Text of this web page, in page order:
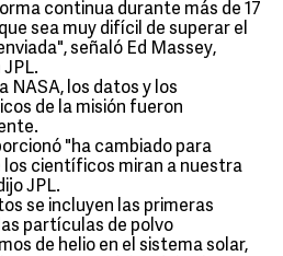
continua durante más de 17
sea muy difícil de superar el
señaló Ed Massey,
NASA, los datos y los
de la misión fueron
"ha cambiado para
los científicos miran a nuestra
JPL.
se incluyen las primeras
partículas de polvo
de helio en el sistema solar,